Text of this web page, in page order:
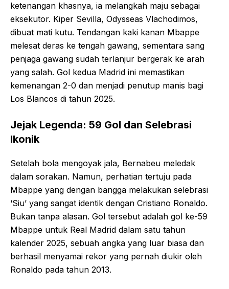
ketenangan khasnya, ia melangkah maju sebagai
eksekutor. Kiper Sevilla, Odysseas Vlachodimos,
dibuat mati kutu. Tendangan kaki kanan Mbappe
melesat deras ke tengah gawang, sementara sang
penjaga gawang sudah terlanjur bergerak ke arah
yang salah. Gol kedua Madrid ini memastikan
kemenangan 2-0 dan menjadi penutup manis bagi
Los Blancos di tahun 2025.
Jejak Legenda: 59 Gol dan Selebrasi
Ikonik
Setelah bola mengoyak jala, Bernabeu meledak
dalam sorakan. Namun, perhatian tertuju pada
Mbappe yang dengan bangga melakukan selebrasi
‘Siu’ yang sangat identik dengan Cristiano Ronaldo.
Bukan tanpa alasan. Gol tersebut adalah gol ke-59
Mbappe untuk Real Madrid dalam satu tahun
kalender 2025, sebuah angka yang luar biasa dan
berhasil menyamai rekor yang pernah diukir oleh
Ronaldo pada tahun 2013.